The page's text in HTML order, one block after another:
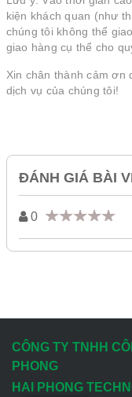
kiện khách quan (như
chúng tôi không thể
giao hàng cụ thể cho
Xin chân thành cảm ơn
dịch vụ của chúng tôi!
ĐÁNH GIÁ BÀI
0
CÔNG TY TNHH
PHONG
HAI PHONG